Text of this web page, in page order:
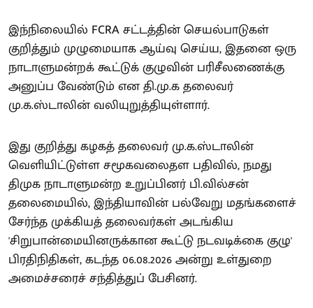
இந்நிலையில் FCRA சட்டத்தின் செயல்பாடுகள்
குறித்தும் முழுமையாக ஆய்வு செய்ய, இதனை ஒரு
நாடாளுமன்றக் கூட்டுக் குழுவின் பரிசீலணைக்கு
அனுப்ப வேண்டும் என தி.மு.க தலைவர்
மு.க.ஸ்டாலின் வலியுறுத்தியுள்ளார்.
இது குறித்து கழகத் தலைவர் மு.க.ஸ்டாலின்
வெளியிட்டுள்ள சமூகவலைதள பதிவில், நமது
திமுக நாடாளுமன்ற உறுப்பினர் பி.வில்சன்
தலைமையில், இந்தியாவின் பல்வேறு மதங்களைச்
சேர்ந்த முக்கியத் தலைவர்கள் அடங்கிய
'சிறுபான்மையினருக்கான கூட்டு நடவடிக்கை குழு'
பிரதிநிதிகள், கடந்த 06.08.2026 அன்று உள்துறை
அமைச்சரைச் சந்தித்துப் பேசினர்.